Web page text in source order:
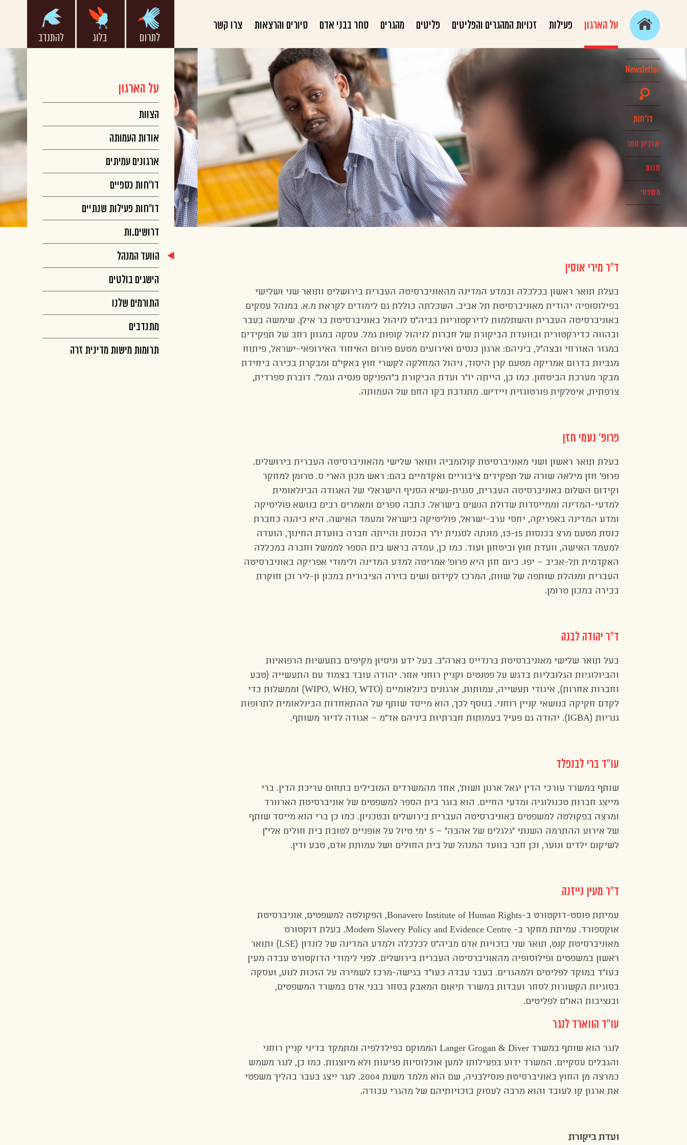
ארכיון סחר
חנות
משפטי
על הארגון פעילות זכויות המהגרים והפליטים פליטים מהגרים סחר בבני אדם סיורים והרצאות צרו קשר
על הארגון
הצוות
אודות העמותה
ארגונים עמיתים
דו”חות כספיים
דו”חות פעילות שנתיים
דרושים.ות
הוועד המנהל
הישגים בולטים
התורמים שלנו
מתנדבים
תרומות מישות מדינית זרה
ד”ר מירי אוסין
בעלת תואר ראשון בכלכלה ובמדע המדינה מהאוניברסיטה העברית בירושלים ותואר שני ושלישי
בפילוסופיה יהודית מאוניברסיטת תל אביב. השכלתה כוללת גם לימודים לקראת מ.א. במנהל עסקים
באוניברסיטה העברית והשתלמות לדירקטוריות בביה”ס לניהול באוניברסיטת בר אילן. שימשה בעבר
ובהווה כדירקטורית ובוועדת הביקורת של חברות לניהול קופות גמל. עסקה במגוון רחב של תפקידים
במגזר האזרחי ובצה”ל, ביניהם: ארגון כנסים ואירועים מטעם פורום האיחוד האירופאי-ישראל, פיתוח
מגביות בדרום אמריקה מטעם קרן היסוד, ניהול המחלקה לקשרי חוץ באקי”ם ומבקרת בכירה ביחידת
מבקר מערכת הביטחון. כמו כן, הייתה יו”ר ועדת הביקורת ב”הפניקס פנסיה וגמל”. דוברת ספרדית,
צרפתית, איטלקית פורטוגזית ויידיש. מתנדבת בקו החם של העמותה.
פרופ’ נעמי חזן
בעלת תואר ראשון ושני מאוניברסיטת קולומביה ותואר שלישי מהאוניברסיטה העברית בירושלים.
פרופ’ חזן מילאה שורה של תפקידים ציבוריים ואקדמיים בהם: ראש מכון הארי ס. טרומן למחקר
וקידום השלום באוניברסיטה העברית, סגנית-נשיא הסניף הישראלי של האגודה הבינלאומית
למדעי-המדינה וממייסדות שדולת הנשים בישראל. כתבה ספרים ומאמרים רבים בנושא פוליטיקה
ומדע המדינה באפריקה, יחסי ערב-ישראל, פוליטיקה בישראל ומעמד האישה. היא כיהנה כחברת
כנסת מטעם מרצ בכנסות 13-15, מונתה לסגנית יו”ר הכנסת והייתה חברה בוועדת החינוך, הועדה
למעמד האישה, וועדת חוץ וביטחון ועוד. כמו כן, עמדה בראש בית הספר לממשל וחברה במכללה
האקדמית תל-אביב – יפו. כיום חזן היא פרופ’ אמריטה למדע המדינה ולימודי אפריקה באוניברסיטה
העברית ומנהלת שותפה של שוות, המרכז לקידום נשים בזירה הציבורית במכון ון-ליר וכן חוקרת
בכירה במכון טרומן.
ד”ר יהודה לבנה
בעל תואר שלישי מאוניברסיטת ברנדייס בארה”ב. בעל ידע וניסיון מקיפים בתעשיות הרפואיות
והביולוגיות הגלובליות בדגש על פטנטים וקניין רוחני אחר. יהודה עובד בצמוד עם התעשייה (טבע
וחברות אחרות), איגודי תעשייה, עמותות, ארגונים בינלאומיים (WIPO, WHO, WTO) וממשלות כדי
לקדם חקיקה בנושאי קניין רוחני. בנוסף לכך, הוא מייסד שותף של ההתאחדות הבינלאומית לתרופות
גנריות (IGBA). יהודה גם פעיל בעמותות חברתיות ביניהם אד”מ – אגודה לדיור משותף.
עו”ד ברי לבנפלד
שותף במשרד עורכי הדין יגאל ארנון ושות’, אחד מהמשרדים המובילים בתחום עריכת הדין. ברי
מייצג חברות טכנולוגיה ומדעי החיים. הוא בוגר בית הספר למשפטים של אוניברסיטת הארוורד
ומרצה בפקולטה למשפטים באוניברסיטה העברית בירושלים ובטכניון. כמו כן ברי הוא מייסד שותף
של אירוע ההתרמה השנתי “גלגלים של אהבה” – 5 ימי טיול על אופניים לטובת בית חולים אלי”ן
לשיקום ילדים ונוער, וכן חבר בוועד המנהל של בית החולים ושל עמותת אדם, טבע ודין.
ד”ר מעין נייזנה
עמיתת פוסט-דוקטורט ב-Bonavero Institute of Human Rights, הפקולטה למשפטים, אוניברסיטת
אוקספורד. עמיתת מחקר ב- Modern Slavery Policy and Evidence Centre. בעלת דוקטורט
מאוניברסיטת קנט, תואר שני בזכויות אדם מביה”ס לכלכלה ולמדע המדינה של לונדון (LSE) ותואר
ראשון במשפטים ופילוסופיה מהאוניברסיטה העברית בירושלים. לפני לימודי הדוקטורט עבדה מעין
כעו”ד במוקד לפליטים ולמהגרים. בעבר עבדה כעו”ד בגישה-מרכז לשמירה על הזכות לנוע, ועסקה
בסוגיות הקשורות לסחר ועבדות במשרד תיאום המאבק בסחר בבני אדם במשרד המשפטים,
ובנציבות האו”ם לפליטים.
עו”ד הווארד לנגר
לנגר הוא שותף במשרד Langer Grogan & Diver הממוקם בפילדלפיה ומתמקד בדיני קניין רוחני
והגבלים עסקיים. המשרד ידוע בפעילותו למען אוכלוסיות פגיעות ולא מיוצגות. כמו כן, לנגר משמש
כמרצה מן החוץ באוניברסיטת פנסילבניה, שם הוא מלמד משנת 2004. לנגר ייצג בעבר בהליך משפטי
את ארגון קו לעובד והוא מרבה לעסוק בזכויותיהם של מהגרי עבודה.
ועדת ביקורת